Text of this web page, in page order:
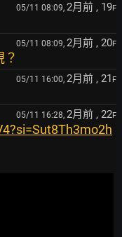
05/11 08:09, 2月前 , 19F
05/11 08:09, 2月前 , 20F
05/11 16:00, 2月前 , 21 F
05/11 16:28, 2月前 , 22F